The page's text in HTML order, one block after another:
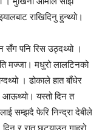
राखिदिनु हुन्थ्यो।
सँग पनि रिस उठ्दथ्यो ।
मज्जा। मधुरो लालटिनको
। ढोकाले हात बाँधेर
यस्तो दिन त
सम्झदै फेरि निन्द्रा देबीले